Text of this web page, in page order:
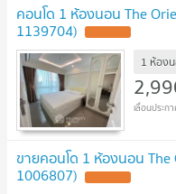
คอนโด 1 ห้องนอน The
1139704)
1 ห้อง
ขายคอนโด 1 ห้องนอน
1006807)